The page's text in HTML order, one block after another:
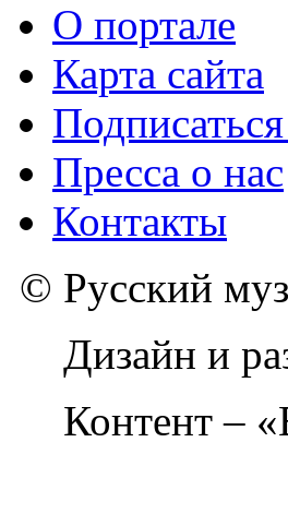
О портале
Карта сайта
Пресса о нас
Контакты
© Русский
Дизайн и
Контент –